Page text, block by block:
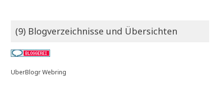
(9) Blogverzeichnisse und Übersichten
UberBlogr Webring